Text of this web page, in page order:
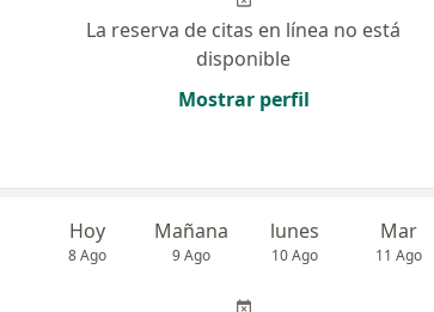
La reserva de citas en línea no está
disponible
Mostrar perfil
Hoy
8 Ago
Mañana
9 Ago
lunes
10 Ago
Mar
11 Ago